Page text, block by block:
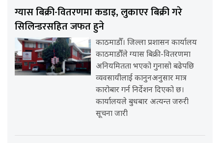
ग्यास बिक्री-वितरणमा कडाइ, लुकाएर बिक्री गरे
सिलिन्डरसहित जफत हुने
काठमाडौँ। जिल्ला प्रशासन कार्यालय
काठमाडौँले ग्यास बिक्री-वितरणमा
अनियमितता भएको गुनासो बढेपछि
व्यवसायीलाई कानुनअनुसार मात्र
कारोबार गर्न निर्देशन दिएको छ।
कार्यालयले बुधबार अत्यन्त जरुरी
सूचना जारी